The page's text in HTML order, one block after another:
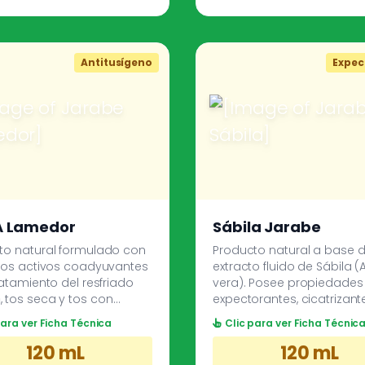
Antitusígeno
Lamedor
natural formulado con
activos coadyuvantes
del resfriado
tos seca y tos con
La combinación del
fluido de Polígala con
fluido de Tolú, actúan
ver Ficha Técnica
120 mL
Sábila Jarabe
Producto natural a base
extracto fluido de Sábila
vera). Posee propiedades
expectorantes,
antisépticas que en
combinación con el
Polígala contribuye a
Clic para ver Ficha Técnica
120 mL